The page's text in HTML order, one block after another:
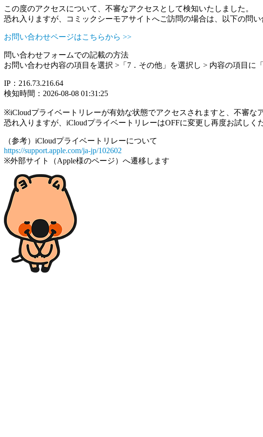
この度のアクセスについて、不審なアクセスとして検知いたしました。
恐れ入りますが、コミックシーモアサイトへご訪問の場合は、以下の問
お問い合わせページはこちらから >>
問い合わせフォームでの記載の方法
お問い合わせ内容の項目を選択 >「7．その他」を選択し > 内容の項目に
IP：216.73.216.64
検知時間：2026-08-08 01:31:25
※iCloudプライベートリレーが有効な状態でアクセスされますと、不審な
恐れ入りますが、iCloudプライベートリレーはOFFに変更し再度お試しく
（参考）iCloudプライベートリレーについて
https://support.apple.com/ja-jp/102602
※外部サイト（Apple様のページ）へ遷移します